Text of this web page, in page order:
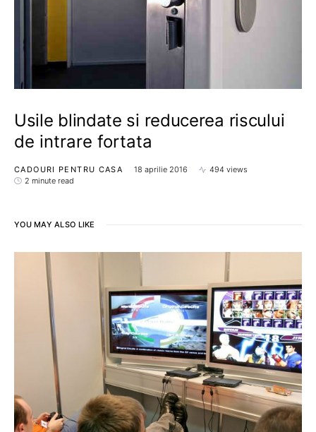
Usile blindate si reducerea riscului
de intrare fortata
CADOURI PENTRU CASA 18 aprilie 2016
494 views
2 minute read
YOU MAY ALSO LIKE